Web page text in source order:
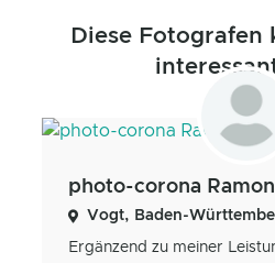
Diese Fotografen
photo-corona
Vogt, Baden-
Ergänzend zu meiner